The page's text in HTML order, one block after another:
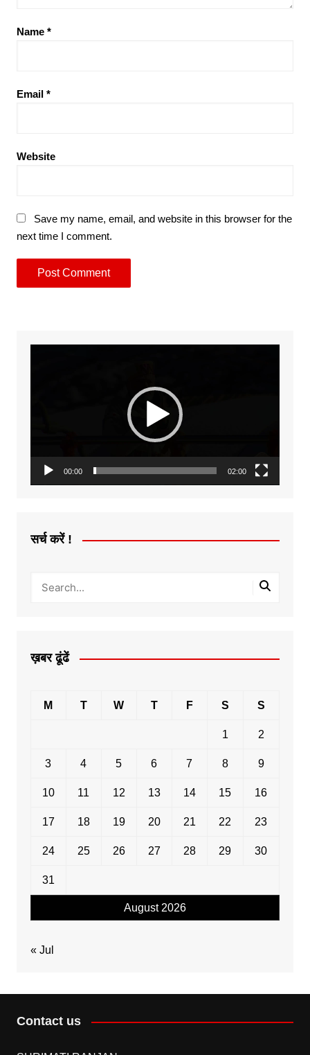
Name *
Email *
Website
Save my name, email, and website in this browser for the
next time I comment.
00:00 02:00
सर्च करें !
ख़बर ढूंढें
August 2026
M T W T F S S
1 2
3 4 5 6 7 8 9
10 11 12 13 14 15 16
17 18 19 20 21 22 23
24 25 26 27 28 29 30
31
« Jul
Contact us